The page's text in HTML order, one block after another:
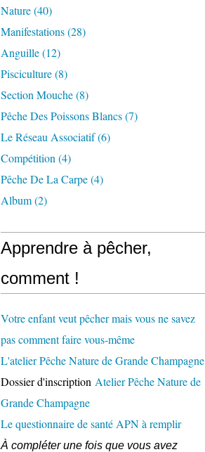
Nature(40)
Manifestations(28)
Anguille(12)
Pisciculture(8)
Section Mouche(8)
Pêche Des Poissons Blancs(7)
Le Réseau Associatif(6)
Compétition (4)
Pêche De La Carpe(4)
Album(2)
Apprendre à pêcher,
comment !
Votre enfant veut pêcher mais vous ne savez
pas comment faire vous-même
L'atelier Pêche Nature de Grande Champagne
Dossier d'inscription Atelier Pêche Nature de
Grande Champagne
Le questionnaire de santé APN à remplir
À compléter une fois que vous avez